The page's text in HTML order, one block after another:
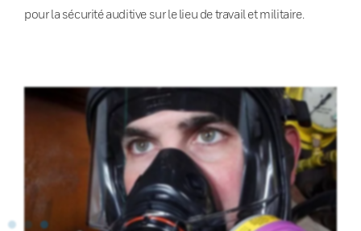
pour la sécurité auditive sur le lieu de travail et militaire.